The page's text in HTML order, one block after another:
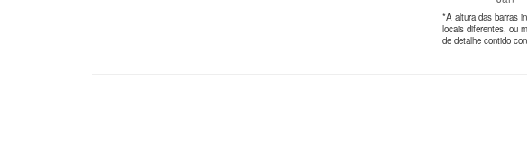
*A altura das barras
locais diferentes, ou
de detalhe contido